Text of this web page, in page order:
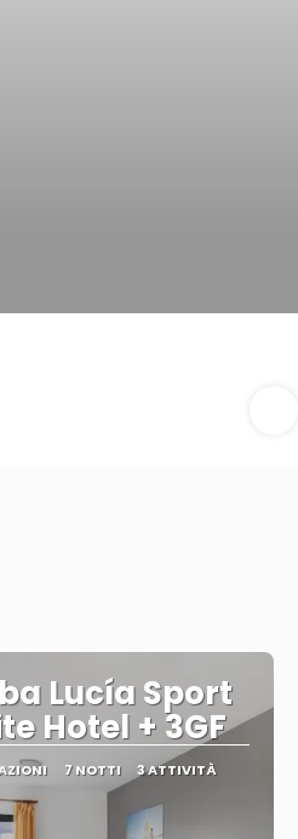
Lucía Sport
Hotel + 3GF
7 NOTTI 3 ATTIVITÀ